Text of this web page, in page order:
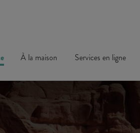
À la maison Services en ligne